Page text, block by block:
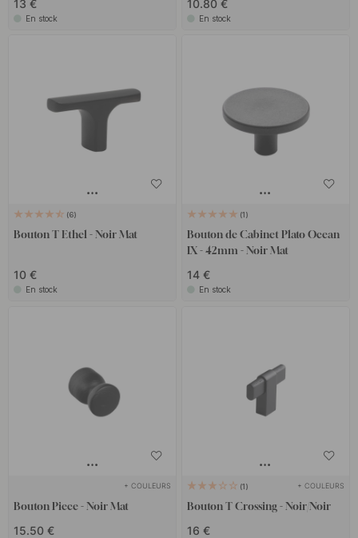
13 €
En stock
10.80 €
En stock
6
Bouton T Ethel - Noir Mat
10 €
En stock
1
Bouton de Cabinet Plato Ocean
IX - 42mm - Noir Mat
14 €
En stock
+ COULEURS
Bouton Piece - Noir Mat
15.50 €
1 + COULEURS
Bouton T Crossing - Noir/Noir
16 €